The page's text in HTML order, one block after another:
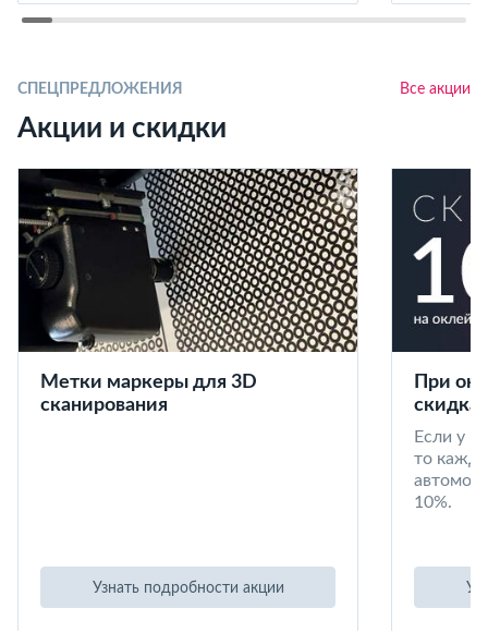
СПЕЦПРЕДЛОЖЕНИЯ Все акции
Акции и скидки
Метки маркеры для 3D
сканирования
Узнать подробности акции
При
скидка
Если у
то
10%.